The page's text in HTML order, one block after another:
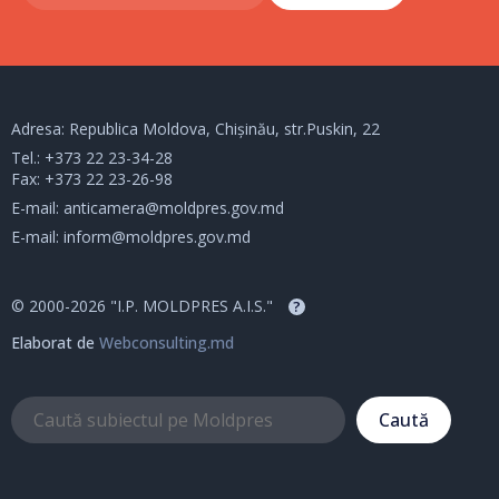
Adresa: Republica Moldova, Chișinău, str.Puskin, 22
Tel.: +373 22 23-34-28
Fax: +373 22 23-26-98
E-mail: anticamera@moldpres.gov.md
E-mail: inform@moldpres.gov.md
© 2000-2026 "I.P. MOLDPRES A.I.S." ?
Elaborat de Webconsulting.md
Caută